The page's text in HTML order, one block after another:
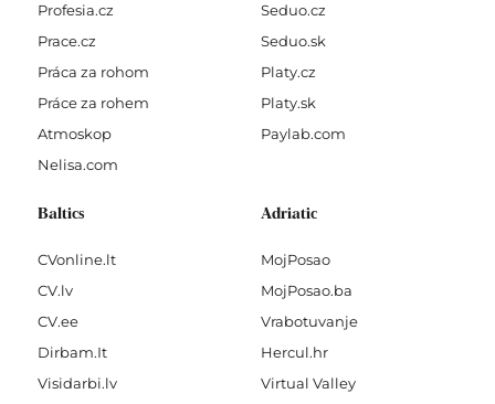
Profesia.cz
Prace.cz
Práca za rohom
Práce za rohem
Atmoskop
Nelisa.com
Seduo.cz
Seduo.sk
Platy.cz
Platy.sk
Paylab.com
Baltics
CVonline.lt
CV.lv
CV.ee
Dirbam.It
Visidarbi.lv
Adriatic
MojPosao
MojPosao.ba
Vrabotuvanje
Hercul.hr
Virtual Valley